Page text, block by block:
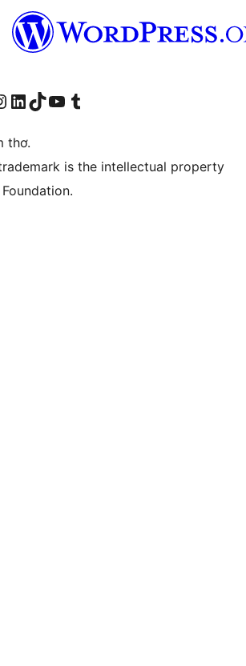
của chúng tôiTruy cập tài khoản LinkedIn của chúng tôiVisit our TikTok account
Truy cập kênh YouTube của chúng tôi Visit our Tumblr account
thơ.
is the intellectual property